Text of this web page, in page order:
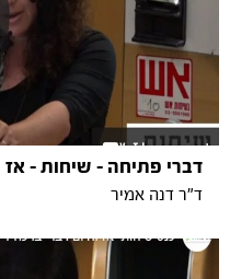
דברי פתיחה - שיחות - אז
ד"ר דנה אמיר